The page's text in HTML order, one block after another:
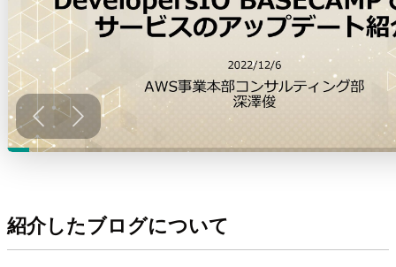
紹介したブログについて